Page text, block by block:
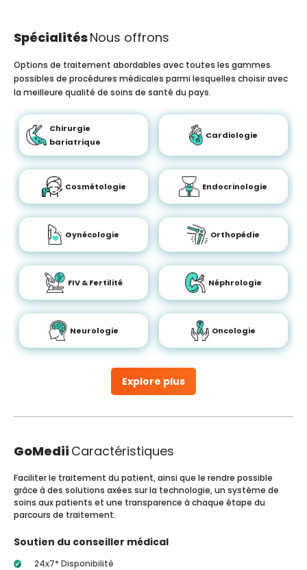
SpécialitésNous offrons
Explore plus
Options de traitement abordables avec toutes les gammes
possibles de procédures médicales parmi lesquelles choisir avec
la meilleure qualité de soins de santé du pays.
Chirurgie
bariatrique
Cardiologie
Cosmétologie Endocrinologie
Gynécologie Orthopédie
FIV & Fertilité Néphrologie
Neurologie Oncologie
GoMedii Caractéristiques
Faciliter le traitement du patient, ainsi que le rendre possible
grâce à des solutions axées sur la technologie, un système de
soins aux patients et une transparence à chaque étape du
parcours de traitement.
Soutien du conseiller médical
24x7* Disponibilité